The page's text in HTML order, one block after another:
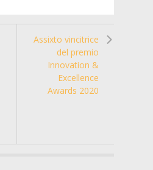
Assixto vincitrice
del premio
Innovation &
Excellence
Awards 2020